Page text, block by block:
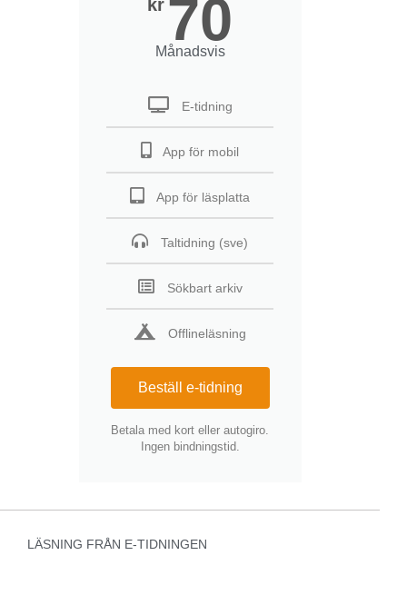
kr 70
Månadsvis
E-tidning
App för mobil
App för läsplatta
Taltidning (sve)
Sökbart arkiv
Offlineläsning
Beställ e-tidning
Betala med kort eller autogiro.
Ingen bindningstid.
LÄSNING FRÅN E-TIDNINGEN